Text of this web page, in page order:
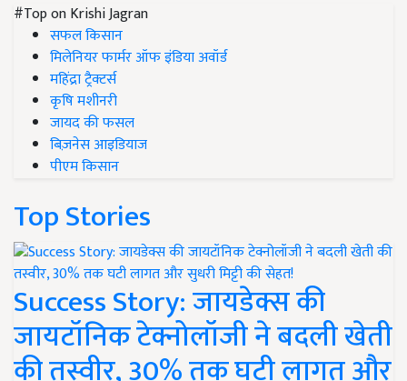
#Top on Krishi Jagran
सफल किसान
मिलेनियर फार्मर ऑफ इंडिया अवॉर्ड
महिंद्रा ट्रैक्टर्स
कृषि मशीनरी
जायद की फसल
बिज़नेस आइडियाज
पीएम किसान
Top Stories
Success Story: जायडेक्स की
जायटॉनिक टेक्नोलॉजी ने बदली खेती
की तस्वीर, 30% तक घटी लागत और